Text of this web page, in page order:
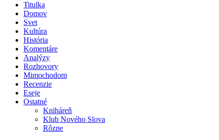
Titulka
Domov
Svet
Kultúra
História
Komentáre
Analýzy
Rozhovory
Mimochodom
Recenzie
Eseje
Ostatné
Kniháreň
Klub Nového Slova
Rôzne